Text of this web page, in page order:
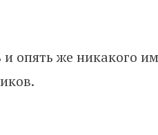
опять же никакого